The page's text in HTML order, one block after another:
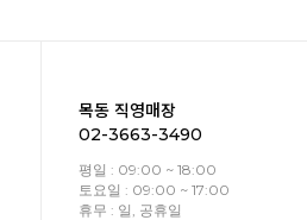
목동 직영매장
02-3663-3490
평일 : 09:00 ~ 18:00
토요일 : 09:00 ~ 17:00
휴무 : 일, 공휴일